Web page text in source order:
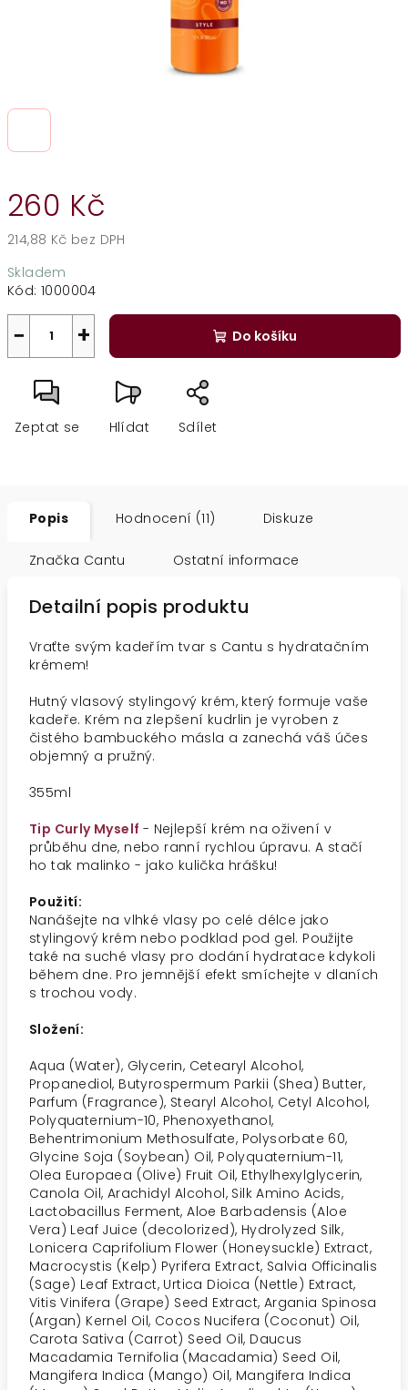
260 Kč
214,88 Kč bez DPH
cena:
Skladem
Kód: 1000004
+
− Do košíku
Zeptat se Hlídat Sdílet
Popis Hodnocení (11) Diskuze
Značka Cantu Ostatní informace
Detailní popis produktu
Vraťte svým kadeřím tvar s Cantu s hydratačním
krémem!
Hutný vlasový stylingový krém, který formuje vaše
kadeře. Krém na zlepšení kudrlin je vyroben z
čistého bambuckého másla a zanechá váš účes
objemný a pružný.
355ml
Tip Curly Myself - Nejlepší krém na oživení v
průběhu dne, nebo ranní rychlou úpravu. A stačí
ho tak malinko - jako kulička hrášku!
Použití:
Nanášejte na vlhké vlasy po celé délce jako
stylingový krém nebo podklad pod gel. Použijte
také na suché vlasy pro dodání hydratace kdykoli
během dne. Pro jemnější efekt smíchejte v dlaních
s trochou vody.
Složení:
Aqua (Water), Glycerin, Cetearyl Alcohol,
Propanediol, Butyrospermum Parkii (Shea) Butter,
Parfum (Fragrance), Stearyl Alcohol, Cetyl Alcohol,
Polyquaternium-10, Phenoxyethanol,
Behentrimonium Methosulfate, Polysorbate 60,
Glycine Soja (Soybean) Oil, Polyquaternium-11,
Olea Europaea (Olive) Fruit Oil, Ethylhexylglycerin,
Canola Oil, Arachidyl Alcohol, Silk Amino Acids,
Lactobacillus Ferment, Aloe Barbadensis (Aloe
Vera) Leaf Juice (decolorized), Hydrolyzed Silk,
Lonicera Caprifolium Flower (Honeysuckle) Extract,
Macrocystis (Kelp) Pyrifera Extract, Salvia Officinalis
(Sage) Leaf Extract, Urtica Dioica (Nettle) Extract,
Vitis Vinifera (Grape) Seed Extract, Argania Spinosa
(Argan) Kernel Oil, Cocos Nucifera (Coconut) Oil,
Carota Sativa (Carrot) Seed Oil, Daucus
Macadamia Ternifolia (Macadamia) Seed Oil,
Mangifera Indica (Mango) Oil, Mangifera Indica